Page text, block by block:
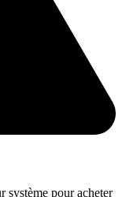
système pour acheter